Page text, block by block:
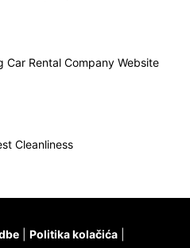
Car Rental Company Website
Cleanliness
Politika kolačića